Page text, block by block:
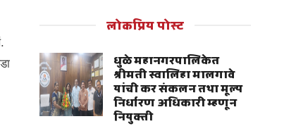
लोकप्रिय पोस्ट
धुळे महानगरपालिकेत
श्रीमती स्वालिहा मालगावे
यांची कर संकलन तथा मूल्य
निर्धारण अधिकारी म्हणून
नियुक्ती